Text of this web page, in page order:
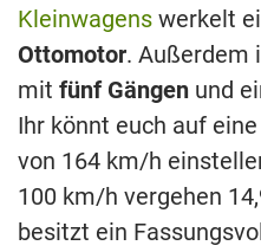
Kleinwagens werkelt
Ottomotor. Außerdem
mit fünf Gängen und
Ihr könnt euch auf
von 164 km/h
100 km/h vergehen
besitzt ein